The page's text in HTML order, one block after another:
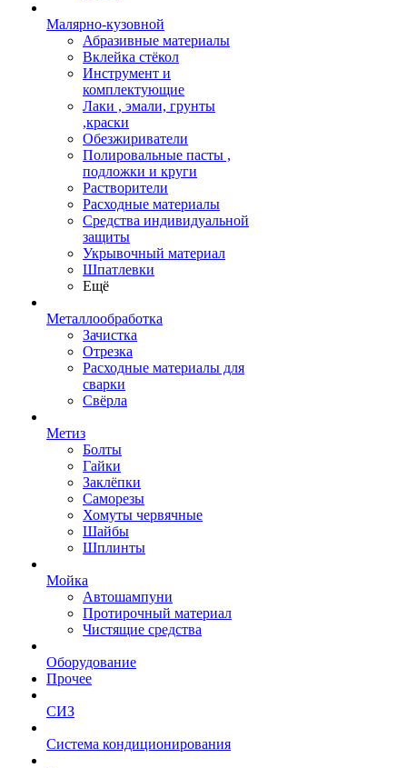
Малярно-кузовной
Абразивные материалы
Вклейка стёкол
Инструмент и
комплектующие
Лаки , эмали, грунты
,краски
Обезжириватели
Полировальные пасты ,
подложки и круги
Растворители
Расходные материалы
Средства индивидуальной
защиты
Укрывочный материал
Шпатлевки
Ещё
Металлообработка
Зачистка
Отрезка
Расходные материалы для
сварки
Свёрла
Метиз
Болты
Гайки
Заклёпки
Саморезы
Хомуты червячные
Шайбы
Шплинты
Мойка
Автошампуни
Протирочный материал
Чистящие средства
Оборудование
Прочее
СИЗ
Система кондиционирования